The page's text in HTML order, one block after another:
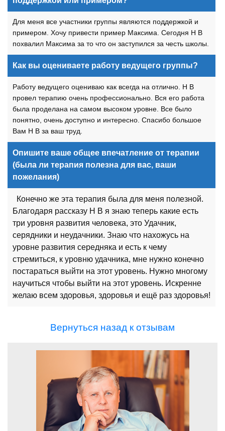
Для меня все участники группы являются поддержкой и
примером. Хочу привести пример Максима. Сегодня Н В
похвалил Максима за то что он заступился за честь школы.
Как вы оцениваете работу ведущего группы?
Работу ведущего оцениваю как всегда на отлично. Н В
провел терапию очень профессионально. Вся его работа
была проделана на самом высоком уровне. Все было
понятно, очень доступно и интересно. Спасибо большое
Вам Н В за ваш труд.
Опишите ваше общее впечатление от терапии
(была ли терапия полезна для вас, ваши
пожелания)
Конечно же эта терапия была для меня полезной.
Благодаря рассказу Н В я знаю теперь какие есть
три уровня развития человека, это Удачник,
серядники и неудачники. Знаю что нахожусь на
уровне развития середняка и есть к чему
стремиться, к уровню удачника, мне нужно конечно
постараться выйти на этот уровень. Нужно многому
научиться чтобы выйти на этот уровень. Искренне
желаю всем здоровья, здоровья и ещё раз здоровья!
Вернуться назад к отзывам